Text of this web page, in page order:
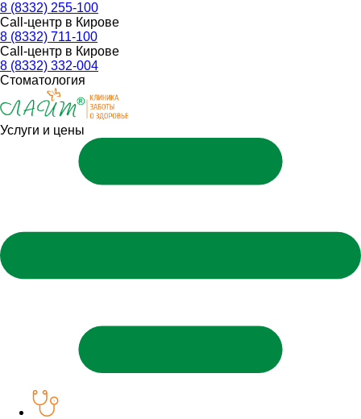
8 (8332) 255-100
Call-центр в Кирове
8 (8332) 711-100
Call-центр в Кирове
8 (8332) 332-004
Стоматология
Услуги и цены